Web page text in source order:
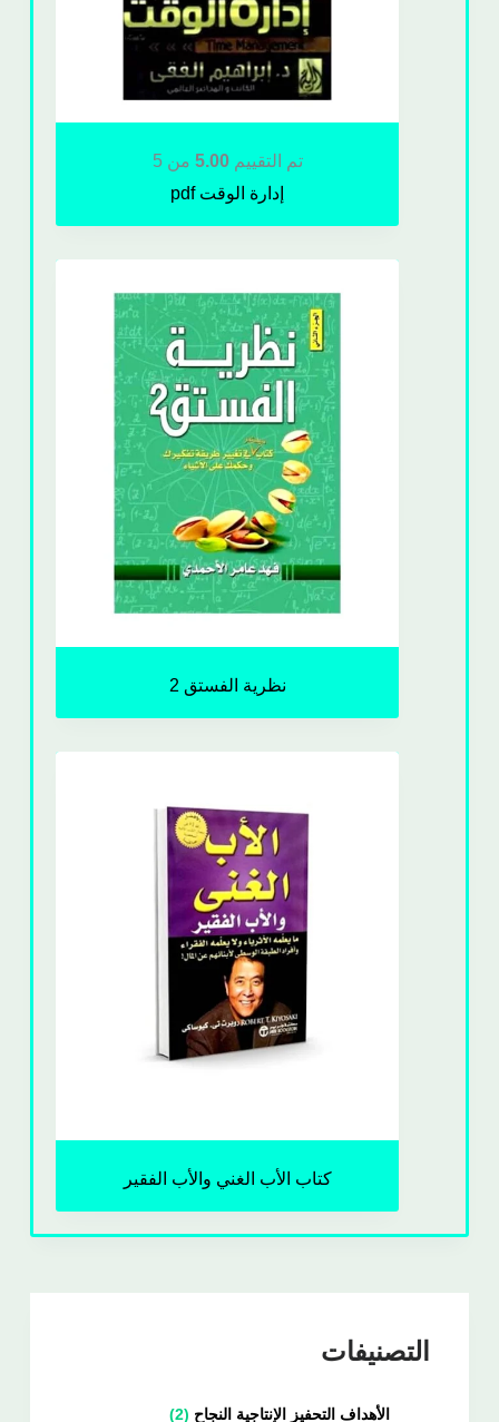
تم التقييم5.00 من 5
إدارة الوقت pdf
نظرية الفستق 2
كتاب الأب الغني والأب الفقير
التصنيفات
الأهداف التحفيز الإنتاجية النجاح 2